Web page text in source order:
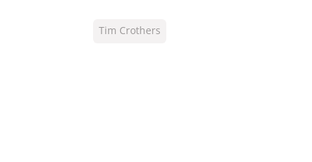
NUR:
Tim Crothers